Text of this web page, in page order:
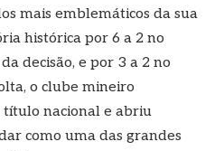
mais emblemáticos da sua
histórica por 6 a 2 no
decisão, e por 3 a 2 no
o clube mineiro
nacional e abriu
como uma das grandes